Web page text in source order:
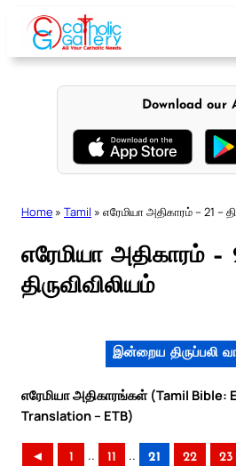
content
Download our
Home » Tamil » எரேமியா அதிகாரம் – 21 –
எரேமியா அதிகாரம் –
திருவிவிலியம்
இன்றைய திருப்பலி
எரேமியா அதிகாரங்கள் (Tamil Bible:
Translation – ETB)
◄ 1 .. 11 .. 21 22 23